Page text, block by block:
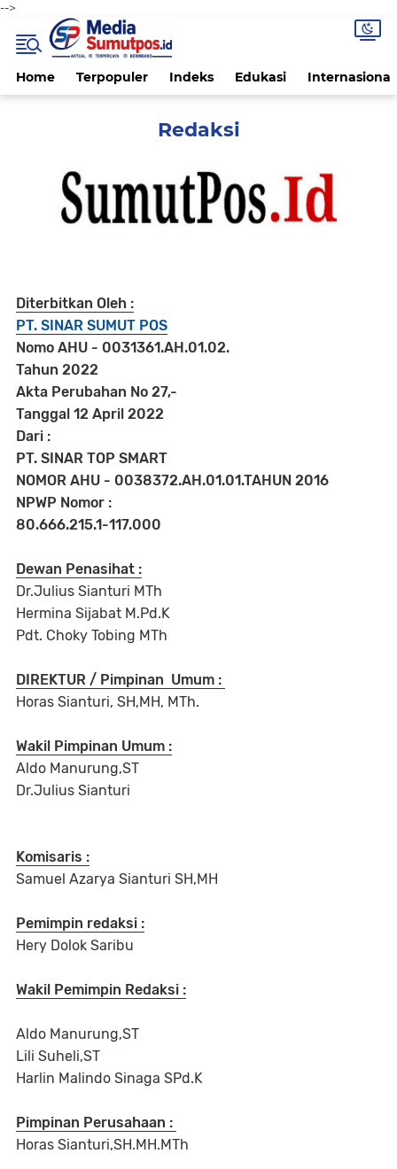
-->
Home Terpopuler Indeks Edukasi Internasional
Redaksi
Diterbitkan Oleh :
PT. SINAR SUMUT POS
Nomo AHU - 0031361.AH.01.02.
Tahun 2022
Akta Perubahan No 27,-
Tanggal 12 April 2022
Dari :
PT. SINAR TOP SMART
NOMOR AHU - 0038372.AH.01.01.TAHUN 2016
NPWP Nomor :
80.666.215.1-117.000
Dewan Penasihat :
Dr.Julius Sianturi MTh
Hermina Sijabat M.Pd.K
Pdt. Choky Tobing MTh
DIREKTUR / Pimpinan Umum :
Horas Sianturi, SH,MH, MTh.
Wakil Pimpinan Umum :
Aldo Manurung,ST
Dr.Julius Sianturi
Komisaris :
Samuel Azarya Sianturi SH,MH
Pemimpin redaksi :
Hery Dolok Saribu
Wakil Pemimpin Redaksi :
Aldo Manurung,ST
Lili Suheli,ST
Harlin Malindo Sinaga SPd.K
Pimpinan Perusahaan :
Horas Sianturi,SH.MH.MTh